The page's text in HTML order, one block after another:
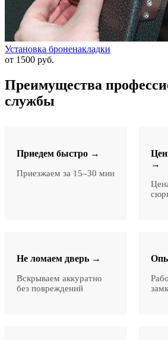
Установка броненакладки
от 1500 руб.
Преимущества
службы
Приедем быстро →
Приезжаем за 15–30 мин
→
Не ломаем дверь →
Вскрываем аккуратно
без повреждений